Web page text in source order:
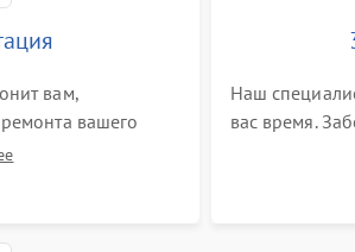
вам,
вашего
ответит на все
Наш
вас время.
привезет на